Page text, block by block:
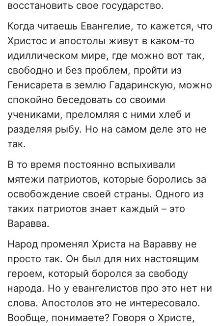
восстановить свое государство.
Когда читаешь Евангелие, то кажется, что
Христос и апостолы живут в каком-то
идиллическом мире, где можно вот так,
свободно и без проблем, пройти из
Генисарета в землю Гадаринскую, можно
спокойно беседовать со своими
учениками, преломляя с ними хлеб и
разделяя рыбу. Но на самом деле это не
так.
В то время постоянно вспыхивали
мятежи патриотов, которые боролись за
освобождение своей страны. Одного из
таких патриотов знает каждый – это
Варавва.
Народ променял Христа на Варавву не
просто так. Он был для них настоящим
героем, который боролся за свободу
народа. Но у евангелистов про это нет ни
слова. Апостолов это не интересовало.
Вообще, понимаете? Говоря о Христе,